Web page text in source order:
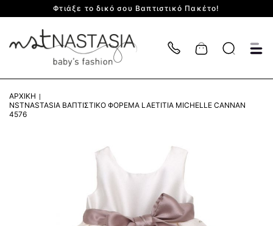
Φτιάξε το δικό σου Βαπτιστικό Πακέτο!
Cart
ΑΡΧΙΚΉ
NSTNASTASIA ΒΑΠΤΙΣΤΙΚΌ ΦΌΡΕΜΑ LAETITIA MICHELLE CANNAN
4576